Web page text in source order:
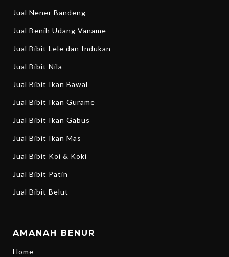
Jual Nener Bandeng
Jual Benih Udang Vaname
Jual Bibit Lele dan Indukan
Jual Bibit Nila
Jual Bibit Ikan Bawal
Jual Bibit Ikan Gurame
Jual Bibit Ikan Gabus
Jual Bibit Ikan Mas
Jual Bibit Koi & Koki
Jual Bibit Patin
Jual Bibit Belut
AMANAH BENUR
Home